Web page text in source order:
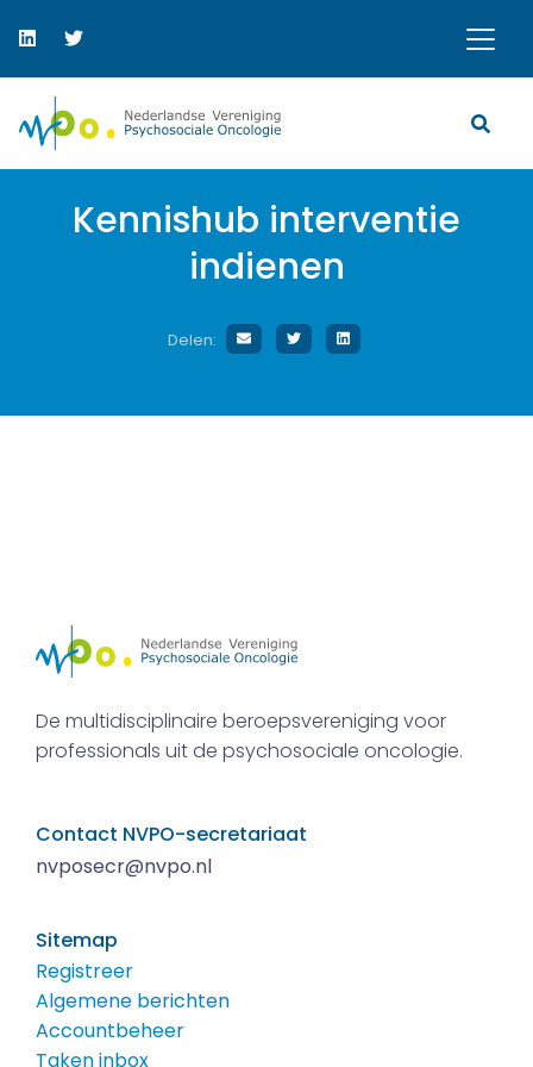
Kennishub interventie
indienen
Delen:
De multidisciplinaire beroepsvereniging voor
professionals uit de psychosociale oncologie.
Contact NVPO-secretariaat
nvposecr@nvpo.nl
Sitemap
Registreer
Algemene berichten
Accountbeheer
Taken inbox